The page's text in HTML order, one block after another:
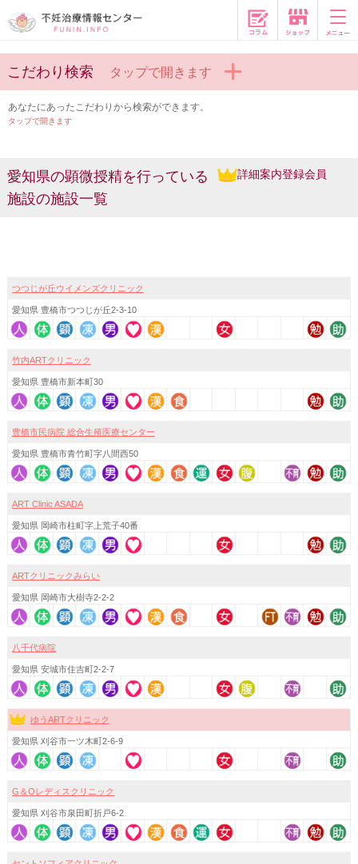
コラム
こだわり検索 タップで開きます
あなたにあったこだわりから検索ができます。
タップで開きます
愛知県の顕微授精を行っている
施設の施設一覧
詳細案内登録会員
つつじが丘ウイメンズクリニック
愛知県 豊橋市つつじが丘2-3-10
竹内ARTクリニック
愛知県 豊橋市新本町30
豊橋市民病院 総合生殖医療センター
愛知県 豊橋市青竹町字八間西50
ART Clinic ASADA
愛知県 岡崎市柱町字上荒子40番
ARTクリニックみらい
愛知県 岡崎市大樹寺2-2-2
八千代病院
愛知県 安城市住吉町2-2-7
ゆうARTクリニック
愛知県 刈谷市一ツ木町2-6-9
G＆Oレディスクリニック
愛知県 刈谷市泉田町折戸6-2